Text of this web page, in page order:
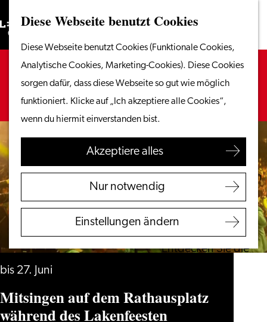
Diese Webseite benutzt Cookies
Diese Webseite benutzt Cookies (Funktionale Cookies,
Analytische Cookies, Marketing-Cookies). Diese Cookies
sorgen dafür, dass diese Webseite so gut wie möglich
funktioniert. Klicke auf „Ich akzeptiere alle Cookies“,
wenn du hiermit einverstanden bist.
Akzeptiere alles
Nur notwendig
Einstellungen ändern
Gehen
Homepage
Menü
Suchen
Vom Wasser aus
Radeln & Wandern
Shoppen
Essen & Trinken
Ihren Besuch planen
Touristeninformation
Leiden
Entdecken Sie die
Suchen
Es tut uns leid. Dieses Aktivität ist nicht mehr
verfügbar. Sehen Sie sich dasaktuelle Angebot
für verfügbare Optionen an.
bis 27. Juni
Mitsingen auf dem Rathausplatz
während des Lakenfeesten